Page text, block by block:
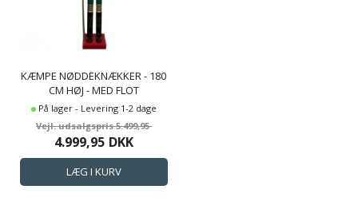
KÆMPE NØDDEKNÆKKER - 180
CM HØJ - MED FLOT
GULDBELAGT SCEPTER I
HÅNDEN
På lager - Levering 1-2 dage
5.499,95
4.999,95 DKK